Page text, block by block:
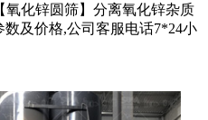
氧化锌圆筛】分离氧化锌杂质
及价格,公司客服电话7*24小